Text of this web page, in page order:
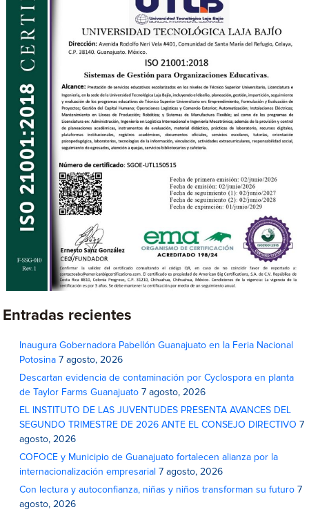
Entradas recientes
Inaugura Gobernadora Pabellón Guanajuato en la Feria Nacional
Potosina 7 agosto, 2026
Descartan evidencia de contaminación por Cyclospora en planta
de Taylor Farms Guanajuato 7 agosto, 2026
EL INSTITUTO DE LAS JUVENTUDES PRESENTA AVANCES DEL
SEGUNDO TRIMESTRE DE 2026 ANTE EL CONSEJO DIRECTIVO 7
agosto, 2026
COFOCE y Municipio de Guanajuato fortalecen alianza por la
internacionalización empresarial 7 agosto, 2026
Con lectura y autoconfianza, niñas y niños transforman su futuro 7
agosto, 2026